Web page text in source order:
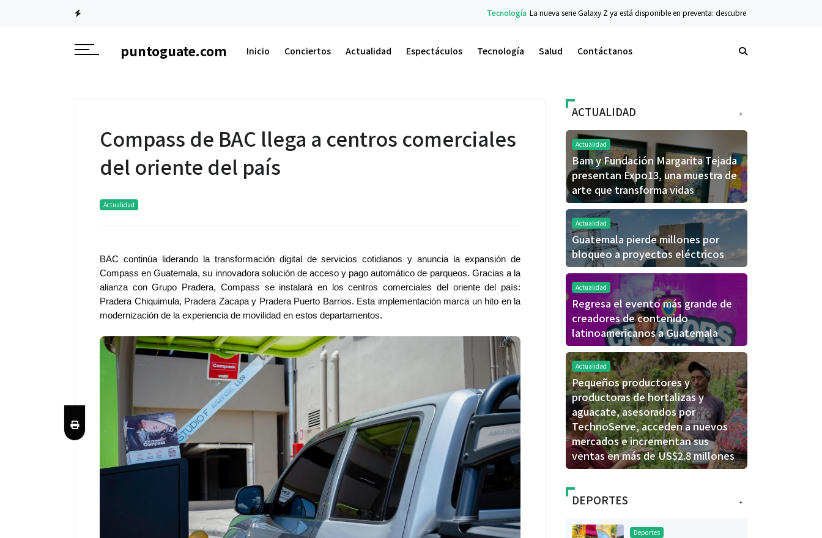
La nueva serie Galaxy Z ya está disponible en preventa: descubre el siguiente nivel de innovación plegable
puntoguate.com Inicio Conciertos Actualidad Espectáculos Tecnología Salud Contáctanos
Compass de BAC llega a centros comerciales
del oriente del país
Actualidad
BAC continúa liderando la transformación digital de servicios cotidianos y anuncia la expansión de
Compass en Guatemala, su innovadora solución de acceso y pago automático de parqueos. Gracias a la
alianza con Grupo Pradera, Compass se instalará en los centros comerciales del oriente del país:
Pradera Chiquimula, Pradera Zacapa y Pradera Puerto Barrios. Esta implementación marca un hito en la
modernización de la experiencia de movilidad en estos departamentos.
+
ACTUALIDAD
Actualidad
Bam y Fundación Margarita Tejada
presentan Expo13, una muestra de
arte que transforma vidas
Actualidad
Guatemala pierde millones por
bloqueo a proyectos eléctricos
Actualidad
Regresa el evento más grande de
creadores de contenido
latinoamericanos a Guatemala
Actualidad
Pequeños productores y
productoras de hortalizas y
aguacate, asesorados por
TechnoServe, acceden a nuevos
mercados e incrementan sus
ventas en más de US$2.8 millones
+
DEPORTES
Deportes